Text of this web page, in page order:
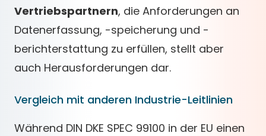
Vertriebspartnern, die Anforderungen an
Datenerfassung, -speicherung und -
berichterstattung zu erfüllen, stellt aber
auch Herausforderungen dar.
Vergleich mit anderen Industrie-Leitlinien
Während DIN DKE SPEC 99100 in der EU einen